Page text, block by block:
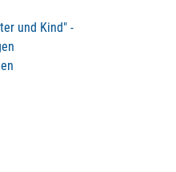
und Kind" -